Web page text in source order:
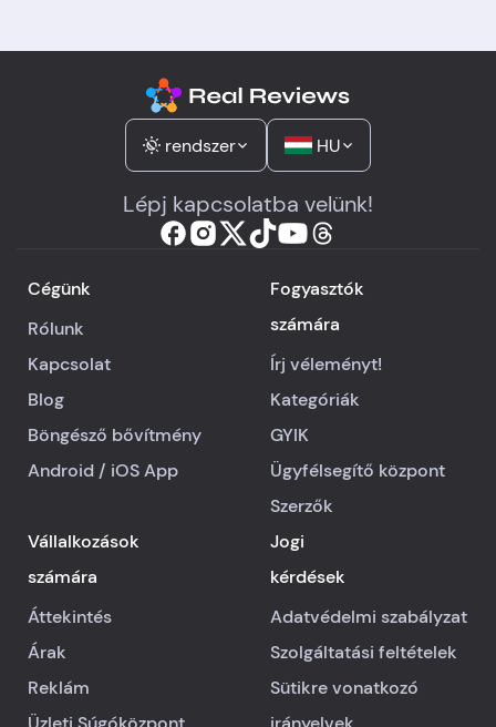
rendszer HU
Lépj kapcsolatba velünk!
Cégünk
Rólunk
Kapcsolat
Blog
Böngésző bővítmény
Android/ iOSApp
Fogyasztók
számára
Írj véleményt!
Kategóriák
GYIK
Ügyfélsegítő központ
Szerzők
Vállalkozások
számára
Áttekintés
Árak
Reklám
Jogi
kérdések
Adatvédelmi szabályzat
Szolgáltatási feltételek
Sütikre vonatkozó